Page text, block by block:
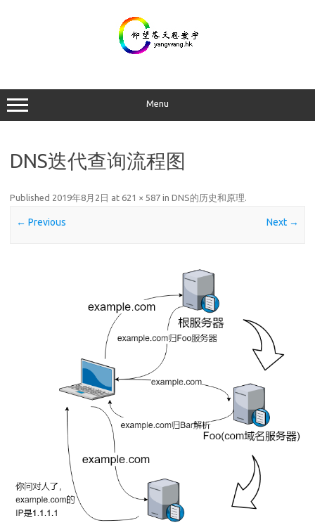
Menu
DNS迭代查询流程图
Published 2019年8月2日 at 621 × 587 in DNS的历史和原理.
← Previous Next →